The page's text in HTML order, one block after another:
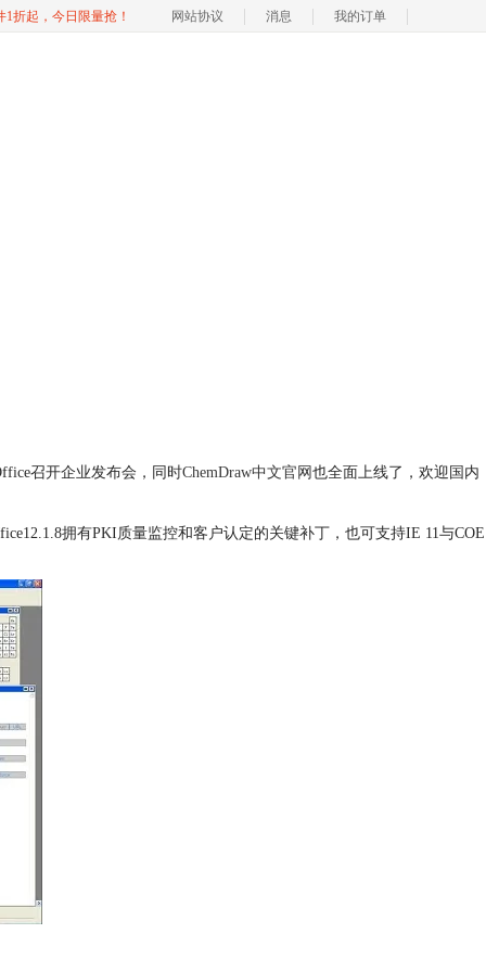
1折起，今日限量抢！ 网站协议 消息 我的订单
召开企业发布会，同时ChemDraw中文官网 也全面上线了，欢迎国内
拥有PKI质量监控和客户认定的关键补丁，也可支持IE 11与COE